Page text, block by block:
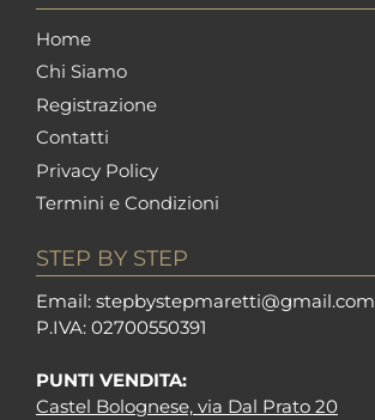
Home
Chi Siamo
Registrazione
Contatti
Privacy Policy
Termini e Condizioni
STEP BY STEP
Email: stepbystepmaretti@gmail.com
P.IVA: 02700550391
PUNTI VENDITA:
Castel Bolognese, via Dal Prato 20